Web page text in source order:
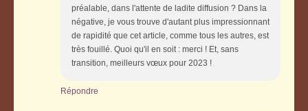
préalable, dans l'attente de ladite diffusion ? Dans la
négative, je vous trouve d'autant plus impressionnant
de rapidité que cet article, comme tous les autres, est
très fouillé. Quoi qu'il en soit : merci ! Et, sans
transition, meilleurs vœux pour 2023 !
Répondre